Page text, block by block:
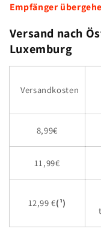
Empfänger
Versand nach
Luxemburg
Versandkosten
8,99€
11,99€
12,99 €(¹)